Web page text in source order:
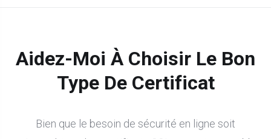
Aidez-Moi À Choisir Le Bon
Type De Certificat
Bien que le besoin de sécurité en ligne soit